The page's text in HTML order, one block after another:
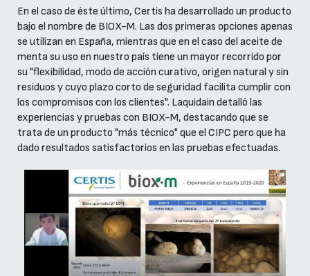
En el caso de éste último, Certis ha desarrollado un producto
bajo el nombre de BIOX-M. Las dos primeras opciones apenas
se utilizan en España, mientras que en el caso del aceite de
menta su uso en nuestro país tiene un mayor recorrido por
su "flexibilidad, modo de acción curativo, origen natural y sin
residuos y cuyo plazo corto de seguridad facilita cumplir con
los compromisos con los clientes". Laquidain detalló las
experiencias y pruebas con BIOX-M, destacando que se
trata de un producto "más técnico" que el CIPC pero que ha
dado resultados satisfactorios en las pruebas efectuadas.